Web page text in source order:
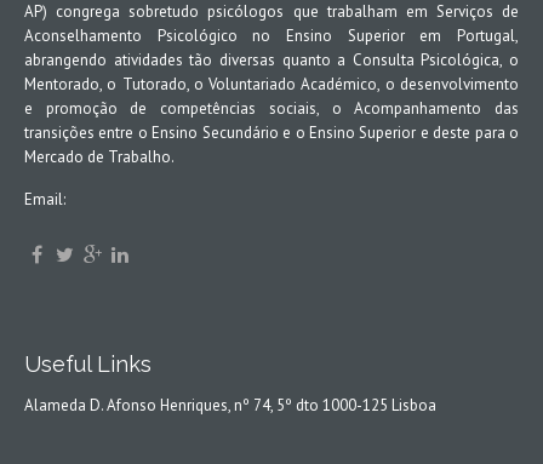
AP) congrega sobretudo psicólogos que trabalham em Serviços de
Aconselhamento Psicológico no Ensino Superior em Portugal,
abrangendo atividades tão diversas quanto a Consulta Psicológica, o
Mentorado, o Tutorado, o Voluntariado Académico, o desenvolvimento
e promoção de competências sociais, o Acompanhamento das
transições entre o Ensino Secundário e o Ensino Superior e deste para o
Mercado de Trabalho.
Email:
Useful Links
Alameda D. Afonso Henriques, nº 74, 5º dto 1000-125 Lisboa